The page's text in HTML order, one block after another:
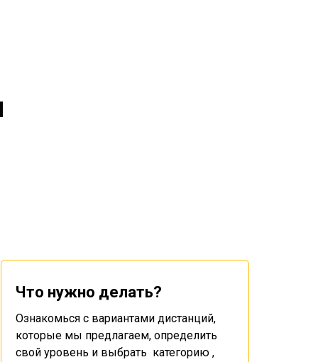
Что нужно делать?
Ознакомься с вариантами дистанций,
которые мы предлагаем, определить
свой уровень и выбрать категорию ,